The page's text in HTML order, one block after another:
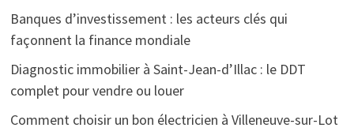
Banques d’investissement : les acteurs clés qui
façonnent la finance mondiale
Diagnostic immobilier à Saint-Jean-d’Illac : le DDT
complet pour vendre ou louer
Comment choisir un bon électricien à Villeneuve-sur-Lot